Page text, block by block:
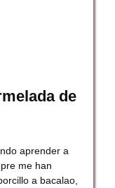
de
aprender a
me han
a bacalao,